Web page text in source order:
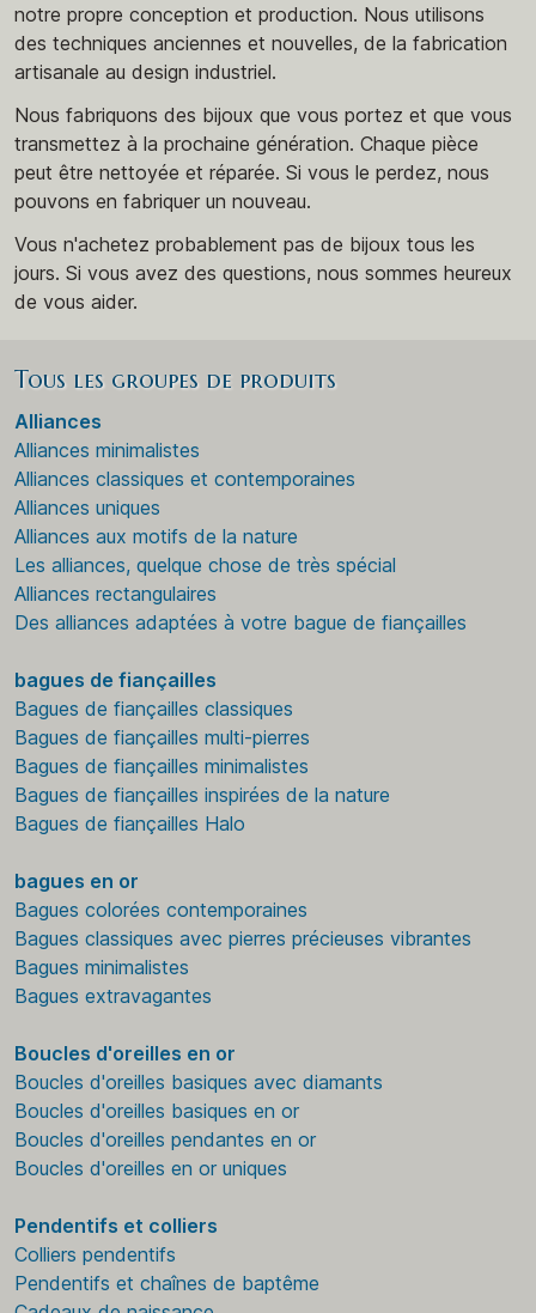
notre propre conception et production. Nous utilisons
des techniques anciennes et nouvelles, de la fabrication
artisanale au design industriel.
Nous fabriquons des bijoux que vous portez et que vous
transmettez à la prochaine génération. Chaque pièce
peut être nettoyée et réparée. Si vous le perdez, nous
pouvons en fabriquer un nouveau.
Vous n'achetez probablement pas de bijoux tous les
jours. Si vous avez des questions, nous sommes heureux
de vous aider.
Tous les groupes de produits
Alliances
Alliances minimalistes
Alliances classiques et contemporaines
Alliances uniques
Alliances aux motifs de la nature
Les alliances, quelque chose de très spécial
Alliances rectangulaires
Des alliances adaptées à votre bague de fiançailles
bagues de fiançailles
Bagues de fiançailles classiques
Bagues de fiançailles multi-pierres
Bagues de fiançailles minimalistes
Bagues de fiançailles inspirées de la nature
Bagues de fiançailles Halo
bagues en or
Bagues colorées contemporaines
Bagues classiques avec pierres précieuses vibrantes
Bagues minimalistes
Bagues extravagantes
Boucles d'oreilles en or
Boucles d'oreilles basiques avec diamants
Boucles d'oreilles basiques en or
Boucles d'oreilles pendantes en or
Boucles d'oreilles en or uniques
Pendentifs et colliers
Colliers pendentifs
Pendentifs et chaînes de baptême